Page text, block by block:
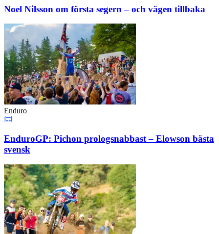
Noel Nilsson om första segern – och vägen tillbaka
Enduro
EnduroGP: Pichon prologsnabbast – Elowson bästa
svensk